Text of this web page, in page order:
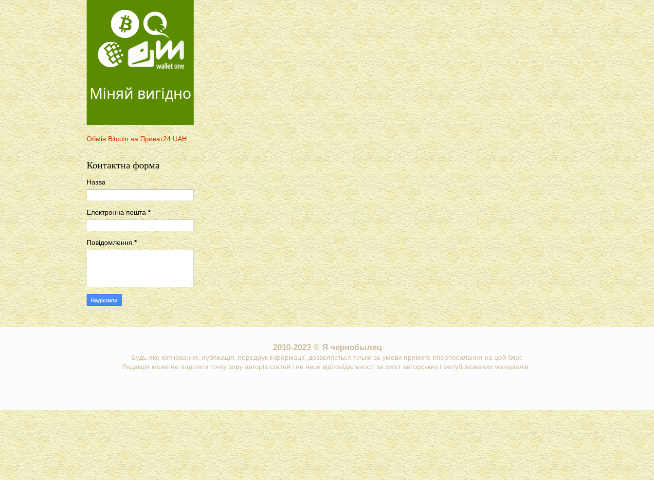
Міняй вигідно
Обмін Bitcoin на Приват24 UAH
Контактна форма
Назва
Електронна пошта*
Повідомлення*
2010-2023 © Я чернобылец
Будь-яке копіювання, публікація, передрук інформації, дозволяється тільки за умови прямого гіперпосилання на цей блог.
Редакція може не поділяти точку зору авторів статей і не несе відповідальності за зміст авторських і републікованих матеріалів..